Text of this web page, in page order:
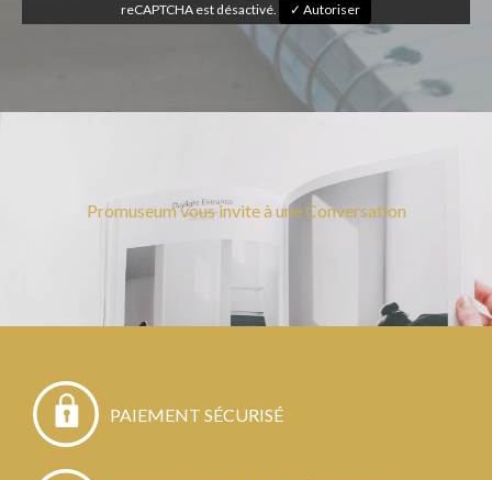
reCAPTCHA est désactivé. ✓ Autoriser
Promuseum vous invite à une Conversation
PAIEMENT SÉCURISÉ